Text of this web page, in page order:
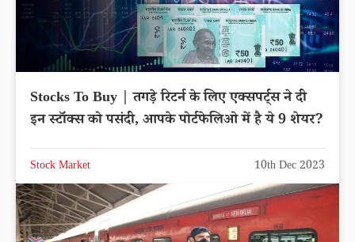
Stocks To Buy | तगड़े रिटर्न के लिए एक्सपर्ट्स ने दी
इन स्टॉक्स को पसंदी, आपके पोर्टफेलिओ में है ये 9 शेयर?
Stock Market 10th Dec 2023